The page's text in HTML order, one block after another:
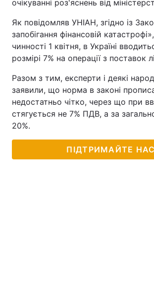
очікуванні роз'яснень від
Як повідомляв УНІАН, згідно із
запобігання фінансовій
чинності 1 квітня, в Україні
розмірі 7% на операції з поставок
Разом з тим, експерти і деякі
заявили, що норма в законі
недостатньо чітко, через що при
стягується не 7% ПДВ, а за
20%.
ПІДТРИМАЙТЕ НАС